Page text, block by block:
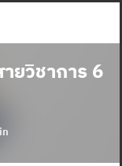
ยวิชาการ 6